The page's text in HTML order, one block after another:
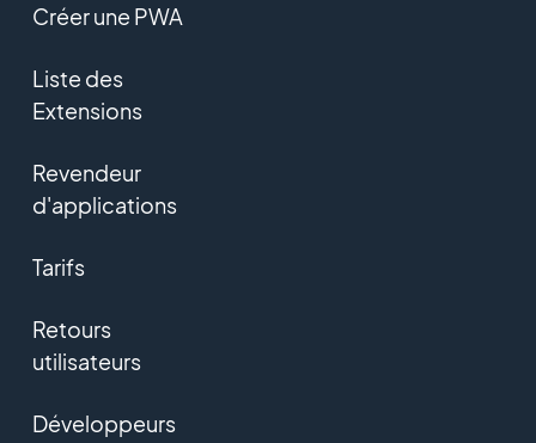
Créer une PWA
Liste des
Extensions
Revendeur
d'applications
Tarifs
Retours
utilisateurs
Développeurs